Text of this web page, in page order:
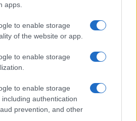
apps.
to enable storage
of the website or app.
to enable storage
to enable storage
authentication
prevention, and other
erősít a Gál Ferenc